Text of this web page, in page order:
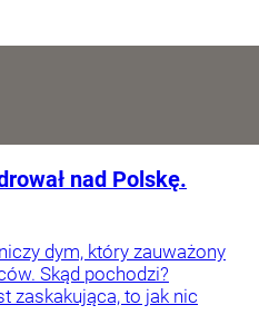
nad Polskę.
dym, który zauważony
Skąd pochodzi?
zaskakująca, to jak nic